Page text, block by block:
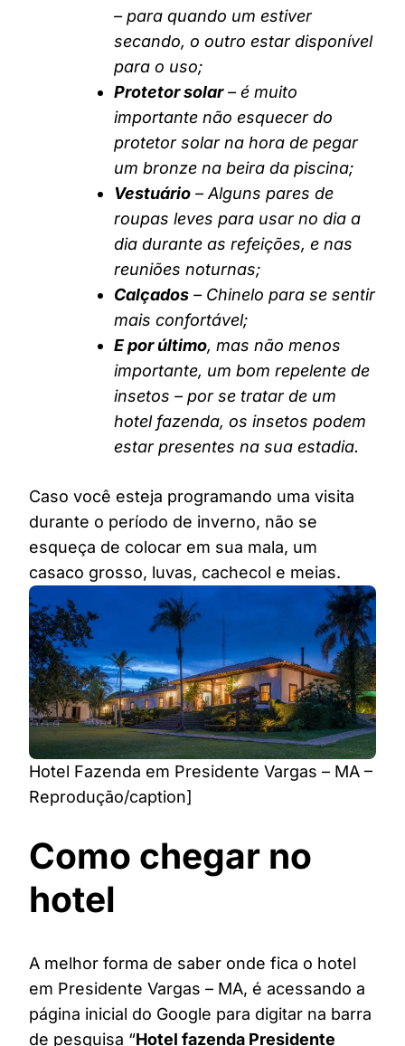
– para quando um estiver
secando, o outro estar disponível
para o uso;
Protetor solar– é muito
importante não esquecer do
protetor solar na hora de pegar
um bronze na beira da piscina;
Vestuário – Alguns pares de
roupas leves para usar no dia a
dia durante as refeições, e nas
reuniões noturnas;
Calçados – Chinelo para se sentir
mais confortável;
E por último, mas não menos
importante, um bom repelente de
insetos – por se tratar de um
hotel fazenda, os insetos podem
estar presentes na sua estadia.
Caso você esteja programando uma visita
durante o período de inverno, não se
esqueça de colocar em sua mala, um
casaco grosso, luvas, cachecol e meias.
Hotel Fazenda em Presidente Vargas – MA –
Reprodução/caption]
Como chegar no
hotel
A melhor forma de saber onde fica o hotel
em Presidente Vargas – MA, é acessando a
página inicial do Google para digitar na barra
de pesquisa “Hotel fazenda Presidente